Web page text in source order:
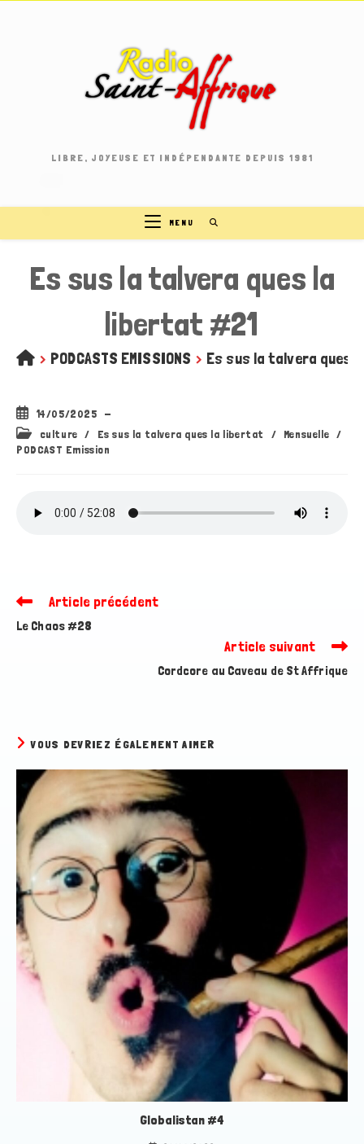
LIBRE, JOYEUSE ET INDÉPENDANTE DEPUIS 1981
MENU
Es sus la talvera ques la
libertat #21
> PODCASTS EMISSIONS > Es sus la talvera ques
Publication
publiée :
14/05/2025
Post
category:
culture / Es sus la talvera ques la libertat / Mensuelle /
PODCAST Emission
Read
articles
Article précédent
Le Chaos #28
Article suivant
Cordcore au Caveau de St Affrique
VOUS DEVRIEZ ÉGALEMENT AIMER
Globalistan #4